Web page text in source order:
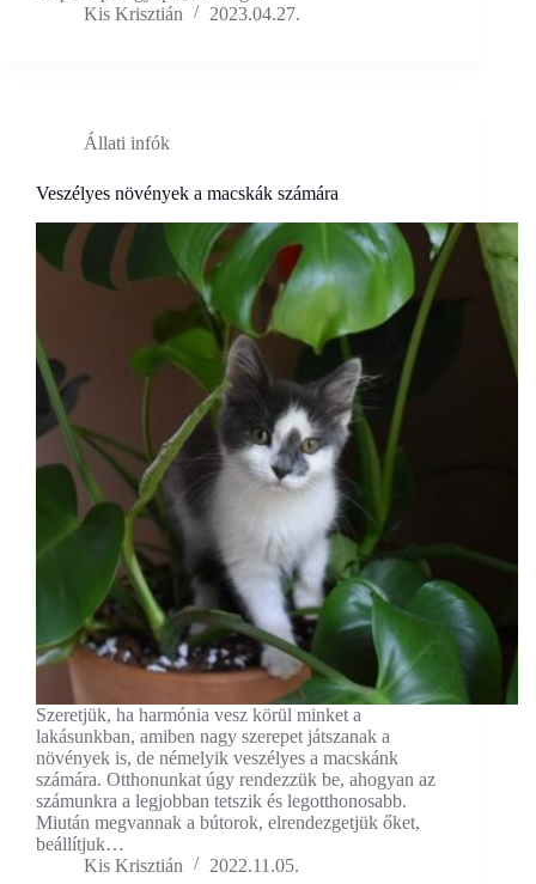
Kis Krisztián
2023.04.27.
Állati infók
Veszélyes növények a macskák számára
Szeretjük, ha harmónia vesz körül minket a
lakásunkban, amiben nagy szerepet játszanak a
növények is, de némelyik veszélyes a macskánk
számára. Otthonunkat úgy rendezzük be, ahogyan az
számunkra a legjobban tetszik és legotthonosabb.
Miután megvannak a bútorok, elrendezgetjük őket,
beállítjuk…
Kis Krisztián
2022.11.05.